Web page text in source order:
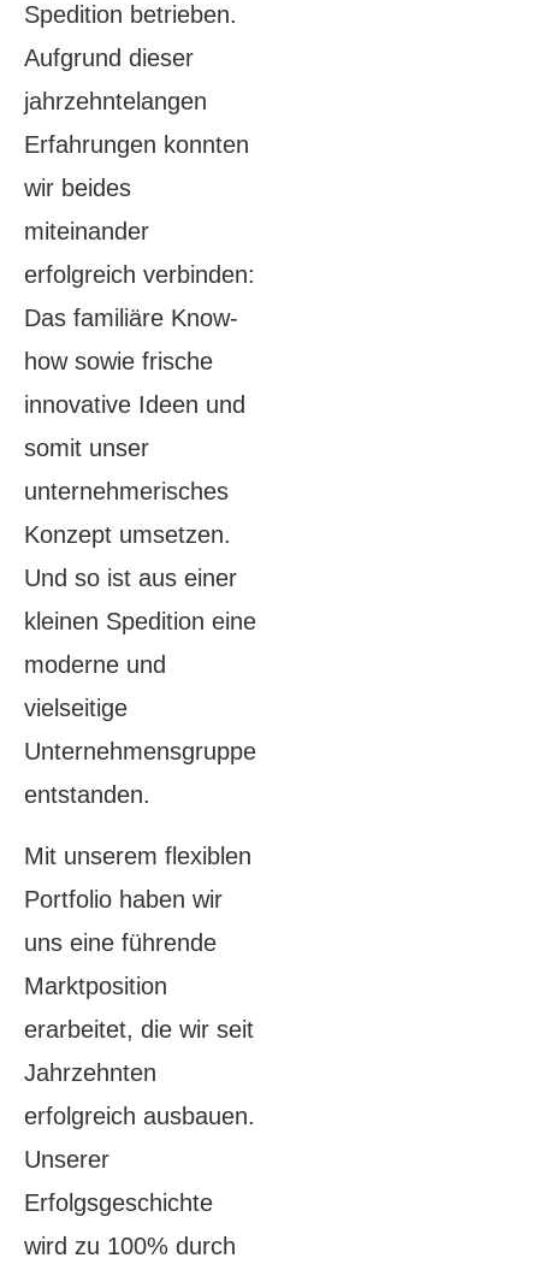
Spedition betrieben.
Aufgrund dieser
jahrzehntelangen
Erfahrungen konnten
wir beides
miteinander
erfolgreich verbinden:
Das familiäre Know-
how sowie frische
innovative Ideen und
somit unser
unternehmerisches
Konzept umsetzen.
Und so ist aus einer
kleinen Spedition eine
moderne und
vielseitige
Unternehmensgruppe
entstanden.
Mit unserem flexiblen
Portfolio haben wir
uns eine führende
Marktposition
erarbeitet, die wir seit
Jahrzehnten
erfolgreich ausbauen.
Unserer
Erfolgsgeschichte
wird zu 100% durch